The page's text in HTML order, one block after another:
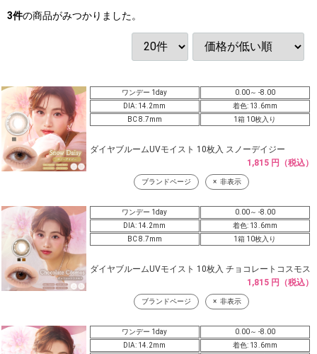
3件の商品がみつかりました。
ワンデー 1day
0.00～ -8.00
DIA: 14.2mm
着色: 13.6mm
BC 8.7mm
1箱 10枚入り
ダイヤブルームUVモイスト 10枚入 スノーデイジー
1,815 円（税込）
ブランドページ 非表示
ワンデー 1day
0.00～ -8.00
DIA: 14.2mm
着色: 13.6mm
BC 8.7mm
1箱 10枚入り
ダイヤブルームUVモイスト 10枚入 チョコレートコスモス
1,815 円（税込）
ブランドページ 非表示
ワンデー 1day
0.00～ -8.00
DIA: 14.2mm
着色: 13.6mm